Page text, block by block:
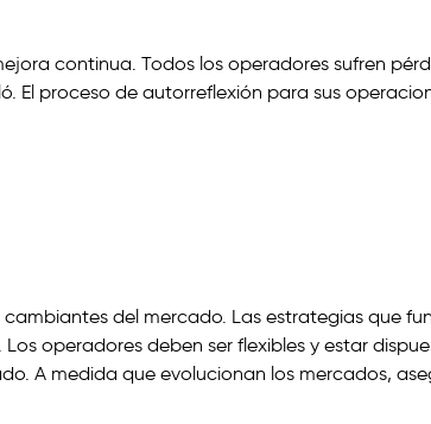
continua. Todos los operadores sufren
El proceso de autorreflexión para sus
del mercado. Las estrategias que
operadores deben ser flexibles y estar
A medida que evolucionan los mercados,